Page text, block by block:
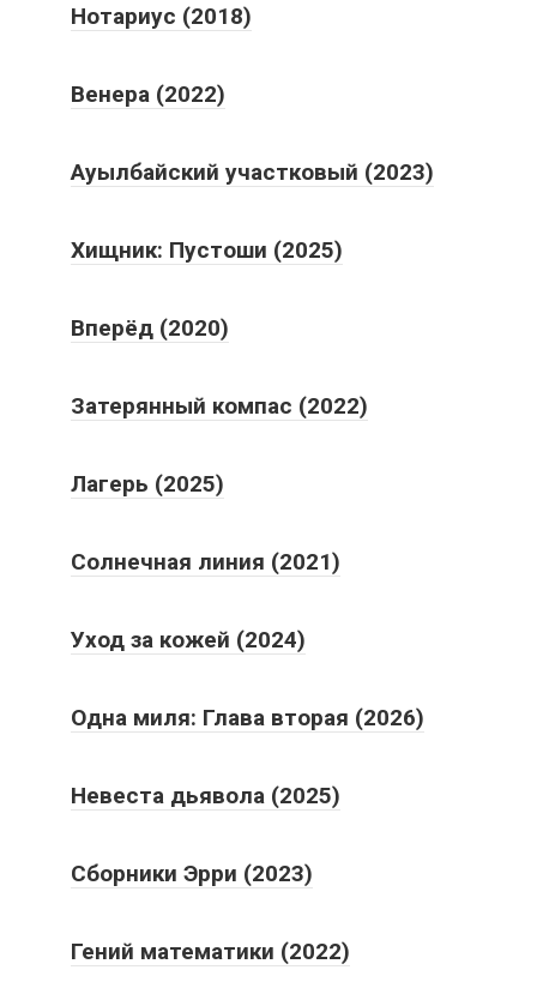
Нотариус (2018)
Венера (2022)
Ауылбайский участковый (2023)
Хищник: Пустоши (2025)
Вперёд (2020)
Затерянный компас (2022)
Лагерь (2025)
Солнечная линия (2021)
Уход за кожей (2024)
Одна миля: Глава вторая (2026)
Невеста дьявола (2025)
Сборники Эрри (2023)
Гений математики (2022)